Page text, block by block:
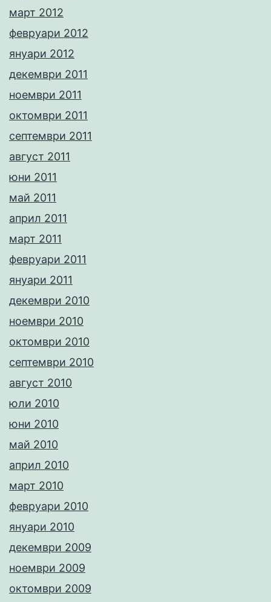
март 2012
февруари 2012
януари 2012
декември 2011
ноември 2011
октомври 2011
септември 2011
август 2011
юни 2011
май 2011
април 2011
март 2011
февруари 2011
януари 2011
декември 2010
ноември 2010
октомври 2010
септември 2010
август 2010
юли 2010
юни 2010
май 2010
април 2010
март 2010
февруари 2010
януари 2010
декември 2009
ноември 2009
октомври 2009